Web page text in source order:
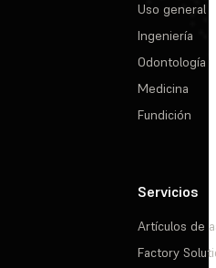
Uso general
Ingeniería
Odontología
Medicina
Fundición
Servicios
Artículos de
Factory